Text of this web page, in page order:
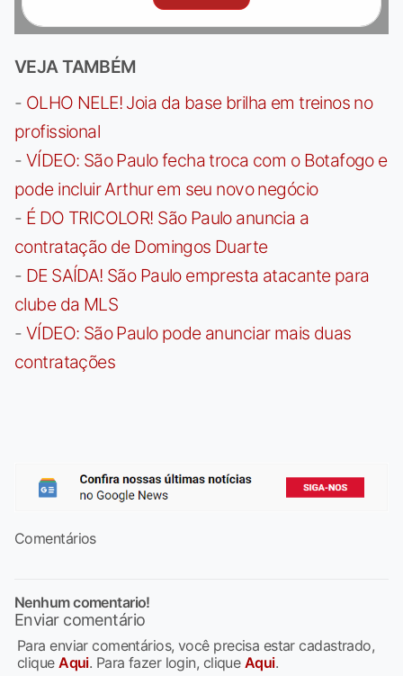
VEJA TAMBÉM
- OLHO NELE! Joia da base brilha em treinos no
profissional
- VÍDEO: São Paulo fecha troca com o Botafogo e
pode incluir Arthur em seu novo negócio
- É DO TRICOLOR! São Paulo anuncia a
contratação de Domingos Duarte
- DE SAÍDA! São Paulo empresta atacante para
clube da MLS
- VÍDEO: São Paulo pode anunciar mais duas
contratações
Comentários
Nenhum comentario!
Enviar comentário
Para enviar comentários, você precisa estar cadastrado,
cliqueAqui. Para fazer login, clique Aqui.